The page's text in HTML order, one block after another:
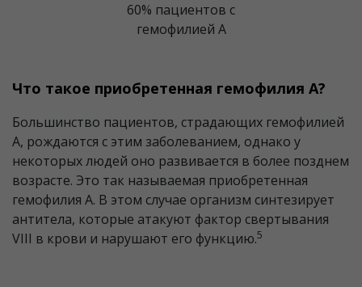
60% пациентов с
гемофилией A
Что такое приобретенная гемофилия А?
Большинство пациентов, страдающих гемофилией
А, рождаются с этим заболеванием, однако у
некоторых людей оно развивается в более позднем
возрасте. Это так называемая приобретенная
гемофилия А. В этом случае организм синтезирует
антитела, которые атакуют фактор свертывания
VIII в крови и нарушают его функцию.5